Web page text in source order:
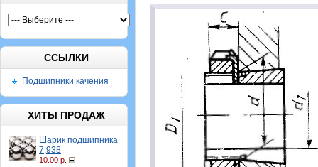
ССЫЛКИ
Подшипники качения
ХИТЫ ПРОДАЖ
Шарик подшипника
7,938
10.00 р.